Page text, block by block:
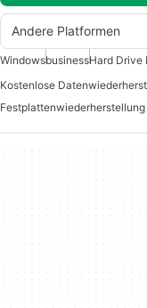
Andere Platformen
WindowsbusinessHard Drive
Festplattenwiederherstellung